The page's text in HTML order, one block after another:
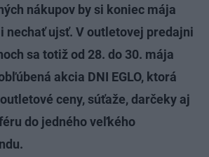
nákupov by si koniec mája
nechať ujsť. V outletovej predajni
sa totiž od 28. do 30. mája
akcia DNI EGLO, ktorá
ceny, súťaže, darčeky aj
do jedného veľkého